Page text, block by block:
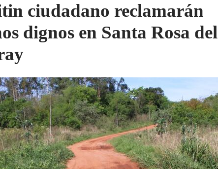
ciudadano reclamarán
dignos en Santa Rosa del